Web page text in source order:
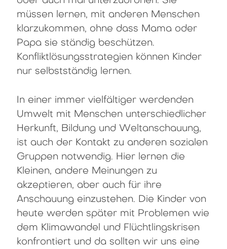
müssen lernen, mit anderen Menschen
klarzukommen, ohne dass Mama oder
Papa sie ständig beschützen.
Konfliktlösungsstrategien können Kinder
nur selbstständig lernen.
In einer immer vielfältiger werdenden
Umwelt mit Menschen unterschiedlicher
Herkunft, Bildung und Weltanschauung,
ist auch der Kontakt zu anderen sozialen
Gruppen notwendig. Hier lernen die
Kleinen, andere Meinungen zu
akzeptieren, aber auch für ihre
Anschauung einzustehen. Die Kinder von
heute werden später mit Problemen wie
dem Klimawandel und Flüchtlingskrisen
konfrontiert und da sollten wir uns eine